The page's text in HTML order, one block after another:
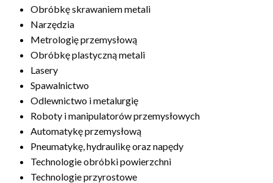
Obróbkę skrawaniem metali
Narzędzia
Metrologię przemysłową
Obróbkę plastyczną metali
Lasery
Spawalnictwo
Odlewnictwo i metalurgię
Roboty i manipulatorów przemysłowych
Automatykę przemysłową
Pneumatykę, hydraulikę oraz napędy
Technologie obróbki powierzchni
Technologie przyrostowe